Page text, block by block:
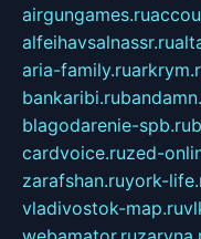
airgungames.ru
alfeihavsalnassr.ru
aria-family.ru
bankaribi.ru
blagodarenie-spb.ru
cardvoice.ruzed-
zarafshan.ruyork-
vladivostok-map.ru